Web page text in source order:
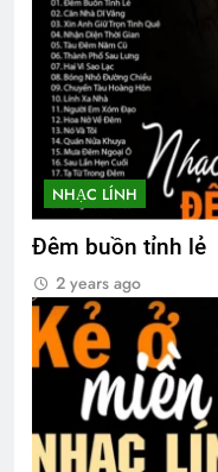
NHẠC LÍNH
Đêm buồn tỉnh lẻ
2 years ago